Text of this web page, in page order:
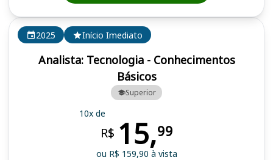
2025 Início Imediato
Analista: Tecnologia - Conhecimentos
Básicos
Superior
10x de
R$ 15,99
ou R$ 159,90 à vista